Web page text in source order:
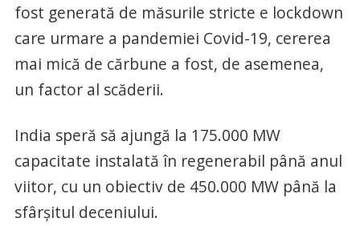
fost generată de măsurile stricte e lockdown
care urmare a pandemiei Covid-19, cererea
mai mică de cărbune a fost, de asemenea,
un factor al scăderii.
India speră să ajungă la 175.000 MW
capacitate instalată în regenerabil până anul
viitor, cu un obiectiv de 450.000 MW până la
sfârșitul deceniului.